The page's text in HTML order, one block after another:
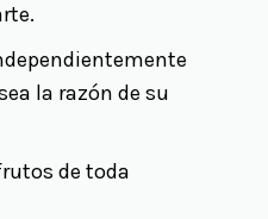
la razón de su
de toda